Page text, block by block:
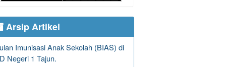
Arsip Artikel
Imunisasi Anak Sekolah (BIAS) di
Negeri 1 Tajun.